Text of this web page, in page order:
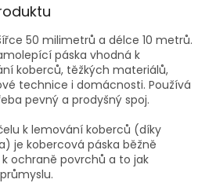
50 milimetrů a délce 10 metrů.
páska vhodná k
koberců, těžkých materiálů,
technice i domácnosti. Používá
pevný a prodyšný spoj.
k lemování koberců (díky
je kobercová páska běžně
ochraně povrchů a to jak